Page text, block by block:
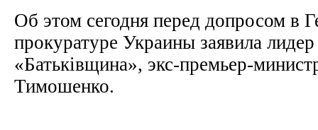
Об этом сегодня перед допросом в
прокуратуре Украины заявила
«Батьківщина», экс-премьер-
Тимошенко.